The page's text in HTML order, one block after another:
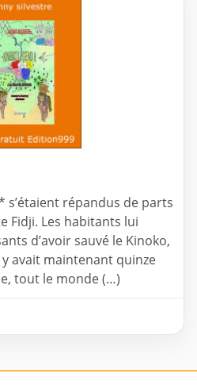
s’étaient répandus de parts
Fidji. Les habitants lui
d’avoir sauvé le Kinoko,
avait maintenant quinze
tout le monde (…)